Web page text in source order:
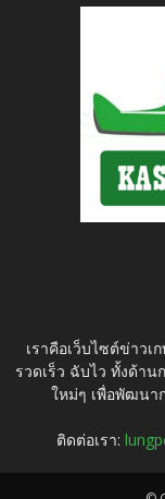
เราคือเว็บไซต์ข่าว
รวดเร็ว ฉับไว ทั้งด้า
ใหม่ๆ เพื่อพัฒนา
ติดต่อเรา: